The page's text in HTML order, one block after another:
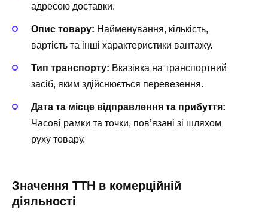
адресою доставки.
Опис товару: Найменування, кількість,
вартість та інші характеристики вантажу.
Тип транспорту: Вказівка на транспортний
засіб, яким здійснюється перевезення.
Дата та місце відправлення та прибуття:
Часові рамки та точки, пов’язані зі шляхом
руху товару.
Значення ТТН в комерційній
діяльності